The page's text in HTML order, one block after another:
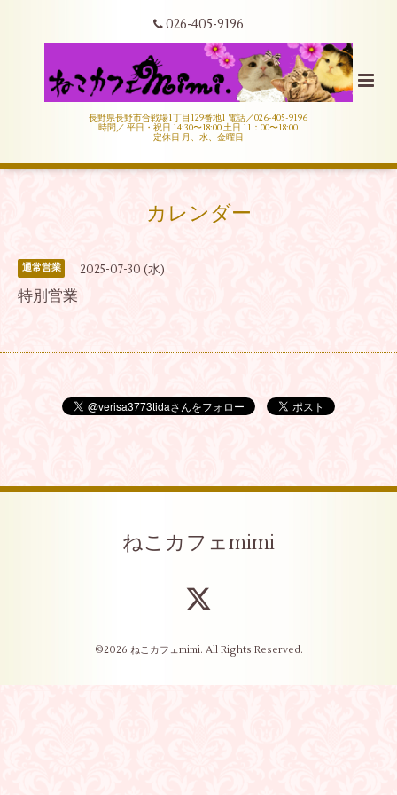
026-405-9196
長野県長野市合戦場1丁目129番地1 電話／026-405-9196
時間／ 平日・祝日 14:30〜18:00 土日 11：00〜18:00
定休日 月、水、金曜日
カレンダー
通常営業 2025-07-30 (水)
特別営業
ねこカフェmimi
©2026 ねこカフェmimi. All Rights Reserved.